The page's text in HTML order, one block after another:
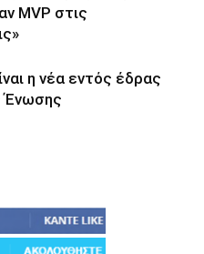
MVP στις
η νέα εντός έδρας
Ένωσης